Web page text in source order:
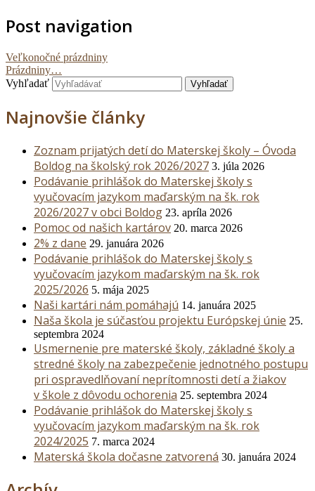
Post navigation
Veľkonočné prázdniny
Prázdniny…
Vyhľadať
Najnovšie články
Zoznam prijatých detí do Materskej školy – Óvoda
Boldog na školský rok 2026/2027 3. júla 2026
Podávanie prihlášok do Materskej školy s
vyučovacím jazykom maďarským na šk. rok
2026/2027 v obci Boldog 23. apríla 2026
Pomoc od našich kartárov 20. marca 2026
2% z dane 29. januára 2026
Podávanie prihlášok do Materskej školy s
vyučovacím jazykom maďarským na šk. rok
2025/2026 5. mája 2025
Naši kartári nám pomáhajú 14. januára 2025
Naša škola je súčasťou projektu Európskej únie 25.
septembra 2024
Usmernenie pre materské školy, základné školy a
stredné školy na zabezpečenie jednotného postupu
pri ospravedlňovaní neprítomnosti detí a žiakov
v škole z dôvodu ochorenia 25. septembra 2024
Podávanie prihlášok do Materskej školy s
vyučovacím jazykom maďarským na šk. rok
2024/2025 7. marca 2024
Materská škola dočasne zatvorená 30. januára 2024